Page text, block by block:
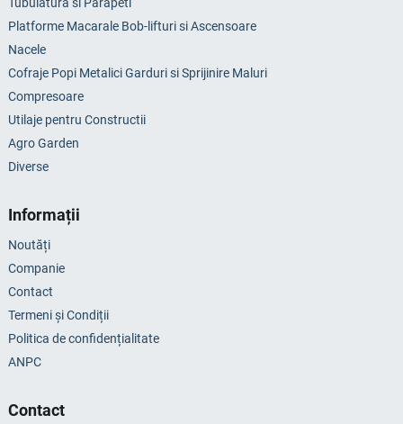
Tubulatura si Parapeti
Platforme Macarale Bob-lifturi si Ascensoare
Nacele
Cofraje Popi Metalici Garduri si Sprijinire Maluri
Compresoare
Utilaje pentru Constructii
Agro Garden
Diverse
Informații
Noutăți
Companie
Contact
Termeni și Condiții
Politica de confidențialitate
ANPC
Contact